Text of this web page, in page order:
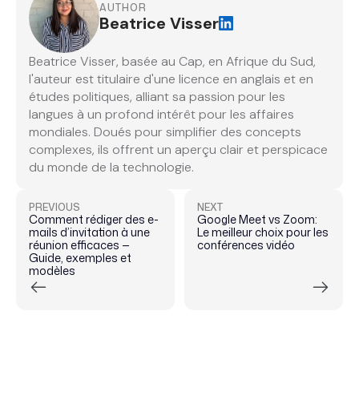
AUTHOR
Beatrice Visser
Beatrice Visser, basée au Cap, en Afrique du Sud,
l'auteur est titulaire d'une licence en anglais et en
études politiques, alliant sa passion pour les
langues à un profond intérêt pour les affaires
mondiales. Doués pour simplifier des concepts
complexes, ils offrent un aperçu clair et perspicace
du monde de la technologie.
PREVIOUS
Comment rédiger des e-
mails d’invitation à une
réunion efficaces —
Guide, exemples et
modèles
NEXT
Google Meet vs Zoom:
Le meilleur choix pour les
conférences vidéo